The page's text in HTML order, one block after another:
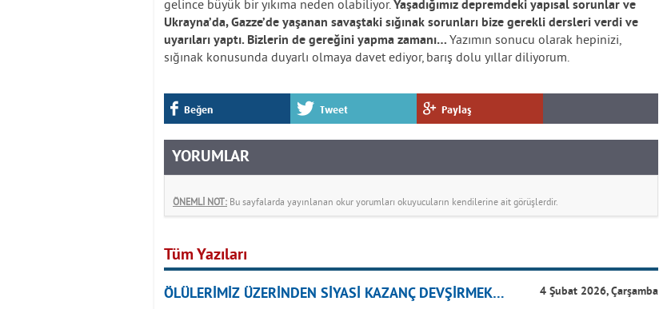
gelince büyük bir yıkıma neden olabiliyor.Yaşadığımız depremdeki yapısal sorunlar ve
Ukrayna’da, Gazze’de yaşanan savaştaki sığınak sorunları bize gerekli dersleri verdi ve
uyarıları yaptı. Bizlerin de gereğini yapma zamanı… Yazımın sonucu olarak hepinizi,
sığınak konusunda duyarlı olmaya davet ediyor, barış dolu yıllar diliyorum.
Beğen Tweet Paylaş
YORUMLAR
ÖNEMLİ NOT: Bu sayfalarda yayınlanan okur yorumları okuyucuların kendilerine ait görüşlerdir.
Tüm Yazıları
ÖLÜLERİMİZ ÜZERİNDEN SİYASİ KAZANÇ DEVŞİRMEK… 4 Şubat 2026, Çarşamba